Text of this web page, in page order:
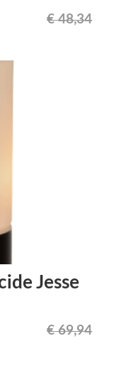
€48,34
Jesse
€69,94